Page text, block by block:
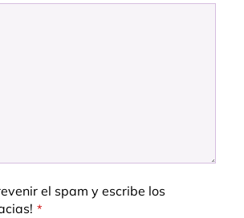
el spam y escribe los
*